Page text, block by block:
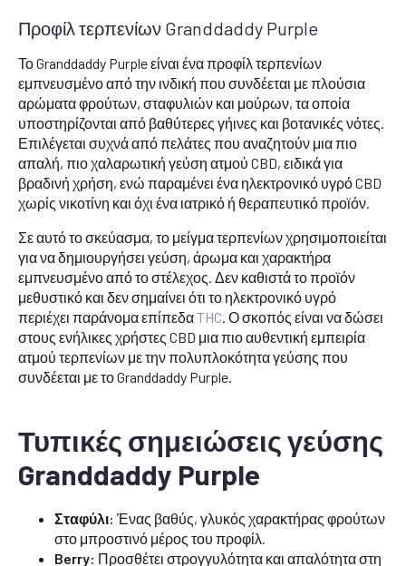
Προφίλ τερπενίων Granddaddy Purple
Το Granddaddy Purple είναι ένα προφίλ τερπενίων
εμπνευσμένο από την ινδική που συνδέεται με πλούσια
αρώματα φρούτων, σταφυλιών και μούρων, τα οποία
υποστηρίζονται από βαθύτερες γήινες και βοτανικές νότες.
Επιλέγεται συχνά από πελάτες που αναζητούν μια πιο
απαλή, πιο χαλαρωτική γεύση ατμού CBD, ειδικά για
βραδινή χρήση, ενώ παραμένει ένα ηλεκτρονικό υγρό CBD
χωρίς νικοτίνη και όχι ένα ιατρικό ή θεραπευτικό προϊόν.
Σε αυτό το σκεύασμα, το μείγμα τερπενίων χρησιμοποιείται
για να δημιουργήσει γεύση, άρωμα και χαρακτήρα
εμπνευσμένο από το στέλεχος. Δεν καθιστά το προϊόν
μεθυστικό και δεν σημαίνει ότι το ηλεκτρονικό υγρό
περιέχει παράνομα επίπεδαTHC . Ο σκοπός είναι να δώσει
στους ενήλικες χρήστες CBD μια πιο αυθεντική εμπειρία
ατμού τερπενίων με την πολυπλοκότητα γεύσης που
συνδέεται με το Granddaddy Purple.
Τυπικές σημειώσεις γεύσης
Granddaddy Purple
Σταφύλι: Ένας βαθύς, γλυκός χαρακτήρας φρούτων
στο μπροστινό μέρος του προφίλ.
Berry: Προσθέτει στρογγυλότητα και απαλότητα στη